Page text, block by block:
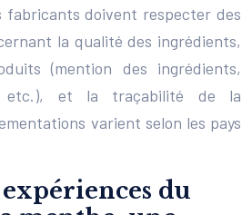
fabricants doivent respecter des
la qualité des ingrédients,
(mention des ingrédients,
etc.), et la traçabilité de la
varient selon les pays
expériences du